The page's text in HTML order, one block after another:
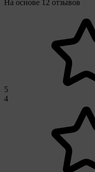
На основе 12 отзывов
5
4